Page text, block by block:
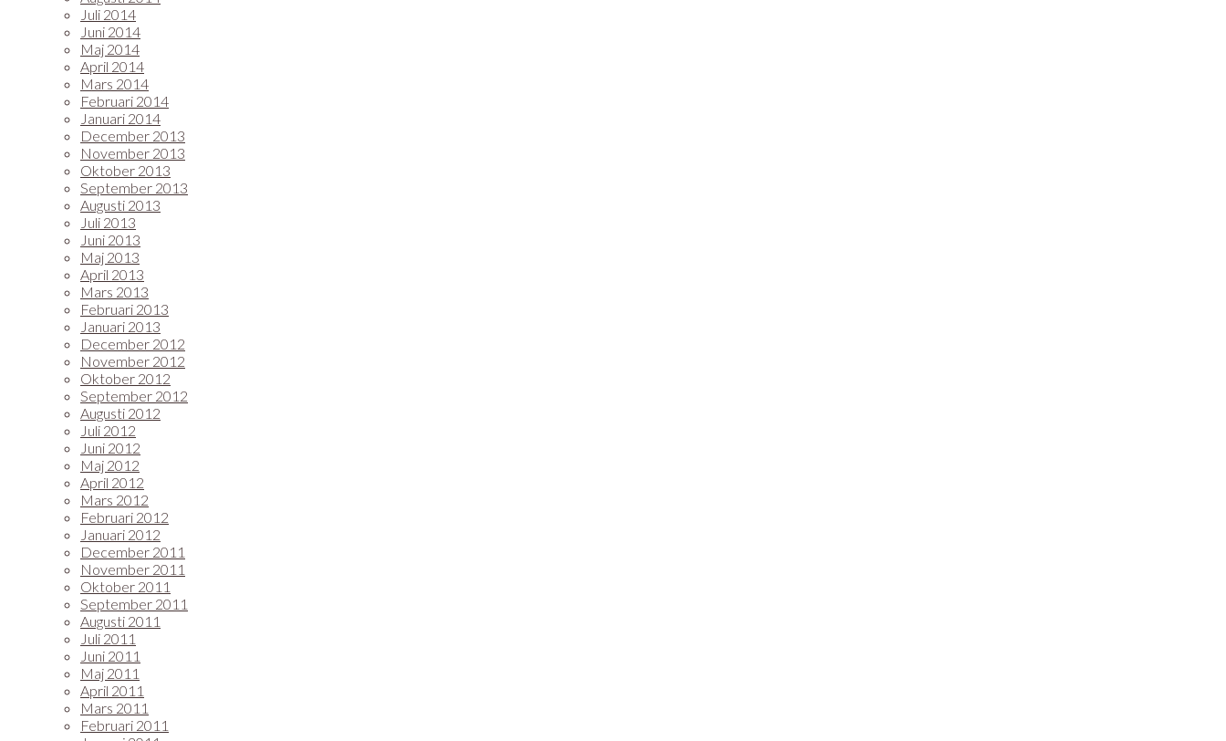
Juli 2014
Juni 2014
Maj 2014
April 2014
Mars 2014
Februari 2014
Januari 2014
December 2013
November 2013
Oktober 2013
September 2013
Augusti 2013
Juli 2013
Juni 2013
Maj 2013
April 2013
Mars 2013
Februari 2013
Januari 2013
December 2012
November 2012
Oktober 2012
September 2012
Augusti 2012
Juli 2012
Juni 2012
Maj 2012
April 2012
Mars 2012
Februari 2012
Januari 2012
December 2011
November 2011
Oktober 2011
September 2011
Augusti 2011
Juli 2011
Juni 2011
Maj 2011
April 2011
Mars 2011
Februari 2011